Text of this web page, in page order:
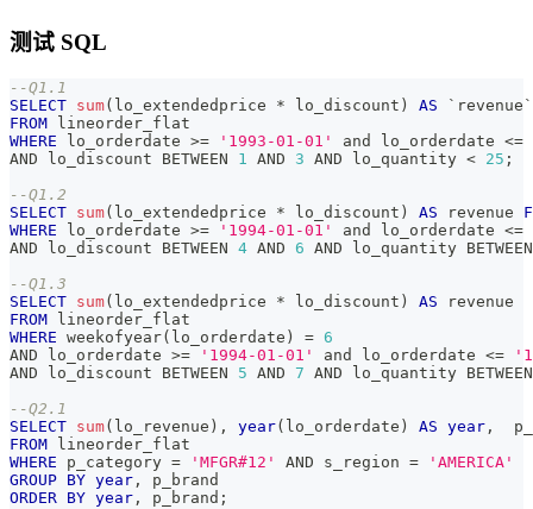
测试 SQL
--Q1.1
SELECT sum( lo_extendedprice * lo_discount ) AS ` revenue `
FROM lineorder_flat
WHERE lo_orderdate >= '1993-01-01' and lo_orderdate <=
AND lo_discount BETWEEN 1 AND 3 AND lo_quantity < 25 ;
--Q1.2
SELECT sum( lo_extendedprice * lo_discount ) AS revenue
WHERE lo_orderdate >= '1994-01-01' and lo_orderdate <=
AND lo_discount BETWEEN 4 AND 6 AND lo_quantity BETWEEN
--Q1.3
SELECT sum( lo_extendedprice * lo_discount ) AS revenue
FROM lineorder_flat
WHERE weekofyear( lo_orderdate ) = 6
AND lo_orderdate >= '1994-01-01' and lo_orderdate <=
AND lo_discount BETWEEN 5 AND 7 AND lo_quantity BETWEEN
--Q2.1
SELECT sum( lo_revenue ) , year( lo_orderdate ) AS year ,
FROM lineorder_flat
WHERE p_category = 'MFGR#12' AND s_region =
'AMERICA'
GROUP BY year ,
p_brand
ORDER BY year , p_brand ;